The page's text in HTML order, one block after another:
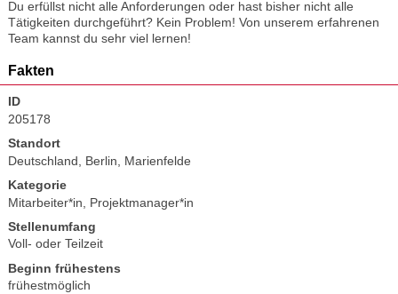
Du erfüllst nicht alle Anforderungen oder hast bisher nicht alle
Tätigkeiten durchgeführt? Kein Problem! Von unserem erfahrenen
Team kannst du sehr viel lernen!
Fakten
ID
205178
Standort
Deutschland, Berlin, Marienfelde
Kategorie
Mitarbeiter*in
Projektmanager*in
Stellenumfang
Voll- oder Teilzeit
Beginn frühestens
frühestmöglich